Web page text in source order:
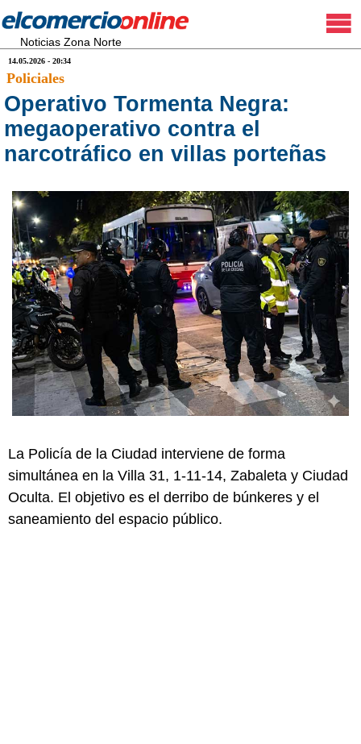
Noticias Zona Norte
14.05.2026 - 20:34
Policiales
Operativo Tormenta Negra:
megaoperativo contra el
narcotráfico en villas porteñas
La Policía de la Ciudad interviene de forma
simultánea en la Villa 31, 1-11-14, Zabaleta y Ciudad
Oculta. El objetivo es el derribo de búnkeres y el
saneamiento del espacio público.